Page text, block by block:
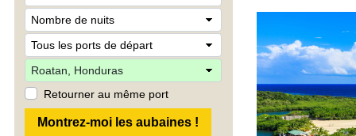
Retourner au même port